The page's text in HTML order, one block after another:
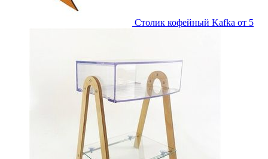
Столик кофейный Kafka от 5